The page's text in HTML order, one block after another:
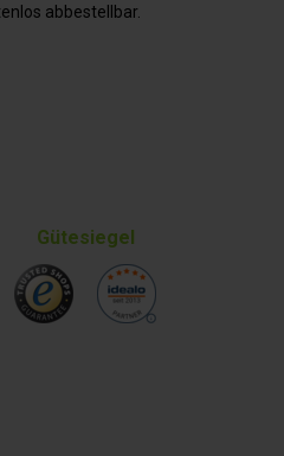
Gütesiegel
abbestellbar.